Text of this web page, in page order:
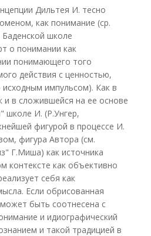
Дильтея И. тесно
как понимание (ср.
школе
о понимании как
понимающего того
действия с ценностью,
импульсом). Как в
и в сложившейся на ее основе
школе И. (Р.Унгер,
фигурой в процессе И.
фигура Автора (см.
Г.Миша) как источника
контексте как объективно
себя как
Если обрисованная
быть соотнесена с
и идиографический
и такой традицией в